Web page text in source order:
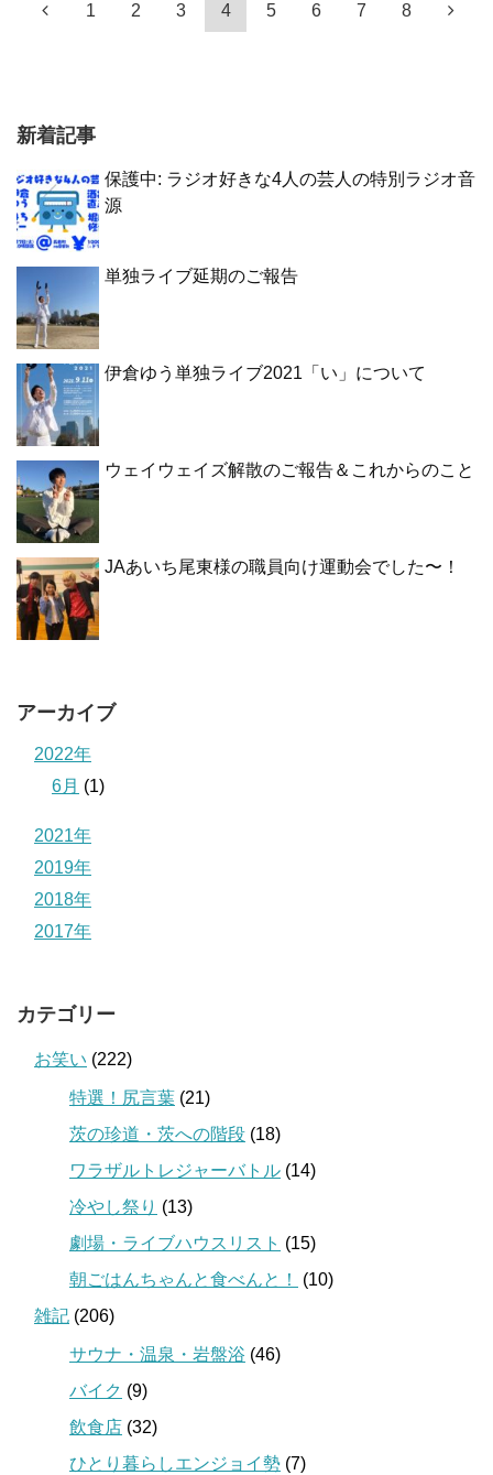
1 2 3 4 5 6 7 8
新着記事
保護中: ラジオ好きな4人の芸人の特別ラジオ音
源
単独ライブ延期のご報告
伊倉ゆう単独ライブ2021「い」について
ウェイウェイズ解散のご報告＆これからのこと
JAあいち尾東様の職員向け運動会でした〜！
アーカイブ
2022年
6月 (1)
2021年
2019年
2018年
2017年
カテゴリー
お笑い (222)
特選！尻言葉 (21)
茨の珍道・茨への階段 (18)
ワラザルトレジャーバトル (14)
冷やし祭り (13)
劇場・ライブハウスリスト (15)
朝ごはんちゃんと食べんと！
(10)
雑記 (206)
サウナ・温泉・岩盤浴 (46)
バイク (9)
飲食店 (32)
ひとり暮らしエンジョイ勢 (7)